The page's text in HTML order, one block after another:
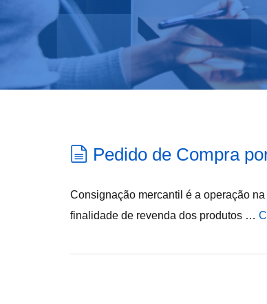
Pedido de Compra
Consignação mercantil é a operação
finalidade de revenda dos produtos …